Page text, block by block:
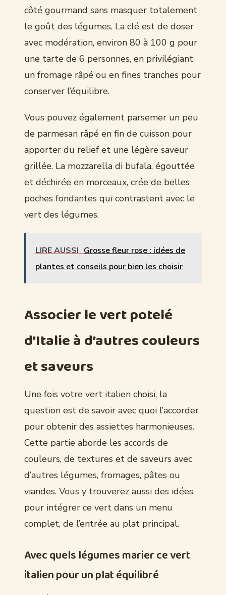
côté gourmand sans masquer totalement
le goût des légumes. La clé est de doser
avec modération, environ 80 à 100 g pour
une tarte de 6 personnes, en privilégiant
un fromage râpé ou en fines tranches pour
conserver l’équilibre.
Vous pouvez également parsemer un peu
de parmesan râpé en fin de cuisson pour
apporter du relief et une légère saveur
grillée. La mozzarella di bufala, égouttée
et déchirée en morceaux, crée de belles
poches fondantes qui contrastent avec le
vert des légumes.
LIRE AUSSI Grosse fleur rose : idées de
plantes et conseils pour bien les choisir
Associer le vert potelé
d’Italie à d’autres couleurs
et saveurs
Une fois votre vert italien choisi, la
question est de savoir avec quoi l’accorder
pour obtenir des assiettes harmonieuses.
Cette partie aborde les accords de
couleurs, de textures et de saveurs avec
d’autres légumes, fromages, pâtes ou
viandes. Vous y trouverez aussi des idées
pour intégrer ce vert dans un menu
complet, de l’entrée au plat principal.
Avec quels légumes marier ce vert
italien pour un plat équilibré